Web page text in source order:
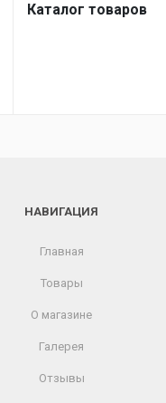
Каталог товаров
НАВИГАЦИЯ
Главная
Товары
О магазине
Галерея
Отзывы